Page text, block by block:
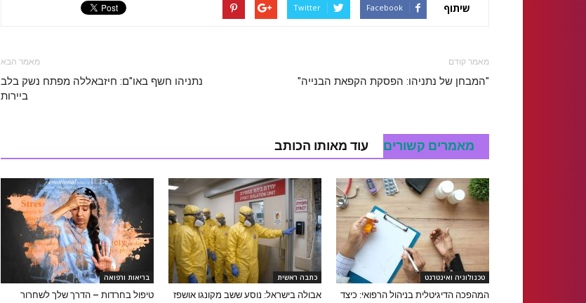
שיתוף Facebook
Twitter
מאמר קודם
"המבחן של נתניהו: הפסקת הקפאת הבנייה"
מאמר הבא
נתניהו חשף באו"ם: חיזבאללה מפתח נשק בלב
ביירות
מאמרים קשורים עוד מאותו הכותב
טכנולוגיה ואינטרנט
המהפכה הדיגיטלית בניהול הרפואי: כיצד
כתבה ראשית
אבולה בישראל: נוסע ששב מקונגו אושפז
בריאות ורפואה
טיפול בחרדות – הדרך שלך לשחרור